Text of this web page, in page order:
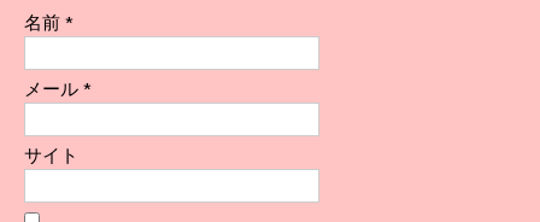
名前 *
メール *
サイト